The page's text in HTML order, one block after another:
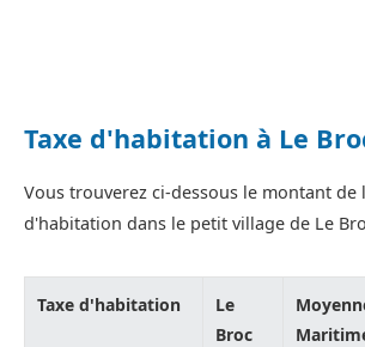
Taxe d'habitation à Le
Vous trouverez ci-dessous le montant de
d'habitation dans le petit village de Le
Taxe d'habitation
Le
Broc